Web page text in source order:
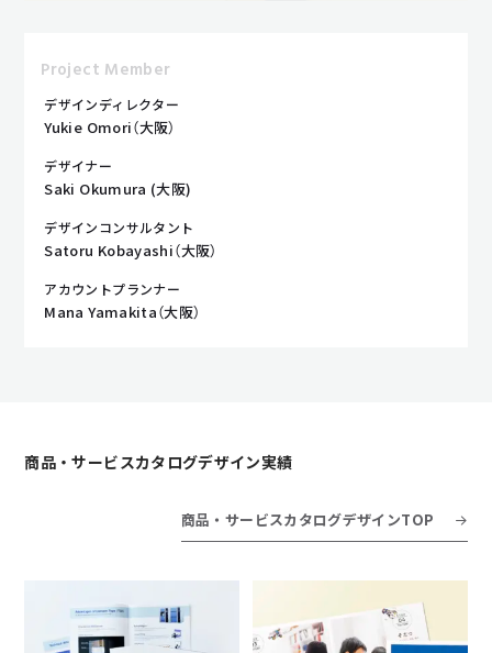
Project Member
デザインディレクター
Yukie Omori（大阪）
デザイナー
Saki Okumura (大阪)
デザインコンサルタント
Satoru Kobayashi（大阪）
アカウントプランナー
Mana Yamakita（大阪）
商品・サービスカタログデザイン実績
商品・サービスカタログデザインTOP